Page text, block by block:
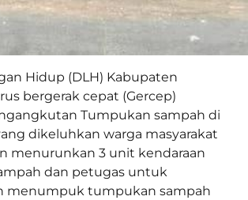
Hidup (DLH) Kabupaten
bergerak cepat (Gercep)
Tumpukan sampah di
dikeluhkan warga masyarakat
menurunkan 3 unit kendaraan
dan petugas untuk
menumpuk tumpukan sampah